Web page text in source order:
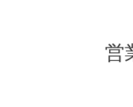
営